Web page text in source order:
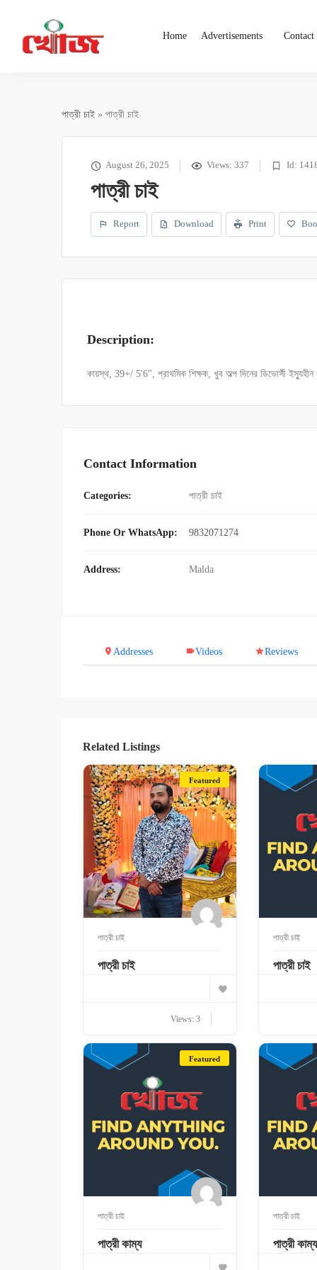
Home Advertisements Contact
পাত্রী চাই » পাত্রী চাই
August 26, 2025 Views: 337 Id:
পাত্রী চাই
Report Download Print
Description:
কায়স্থ, 39+/ 5'6", প্রাথমিক শিক্ষক, খুব অল্প দিনের ডিভোর্সী
Contact Information
Categories: পাত্রী চাই
Phone Or WhatsApp: 9832071274
Address: Malda
Addresses Videos Reviews
Related Listings
Featured
পাত্রী চাই
পাত্রী চাই
Views: 3
পাত্রী চাই
পাত্রী চাই
Featured
পাত্রী চাই
পাত্রী কাম্য
পাত্রী চাই
পাত্রী কাম্য